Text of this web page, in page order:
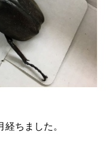
ちました。